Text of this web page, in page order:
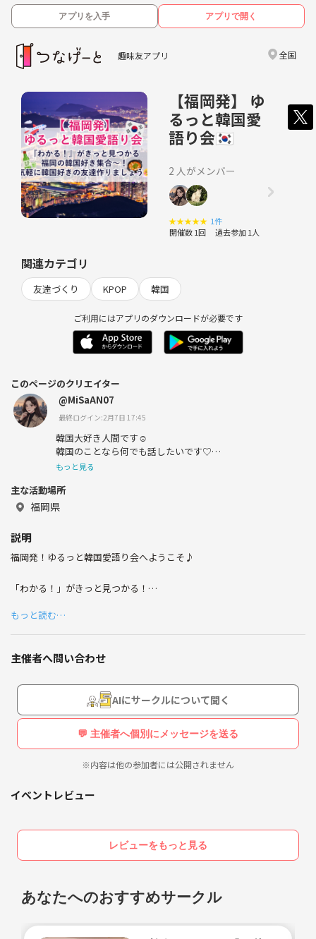
アプリを入手 アプリで開く
趣味友アプリ 全国
【福岡発】 ゆ
るっと韓国愛
語り会🇰🇷
2 人がメンバー
★★★★★ 1件
開催数 1回 過去参加 1人
関連カテゴリ
友達づくり KPOP 韓国
ご利用にはアプリのダウンロードが必要です
このページのクリエイター
@MiSaAN07
最終ログイン:2月7日 17:45
韓国大好き人間です☺︎
韓国のことなら何でも話したいです♡
pop、観光スポットetc...
よろしくお願いします♡
もっと見る
主な活動場所
福岡県
説明
福岡発！ゆるっと韓国愛語り会へようこそ♪
「わかる！」がきっと見つかる！
気軽に韓国好きの友達作りましょう☺︎
数あるサークルの中から、
当ページを見つけてくださりありがとうございます！
福岡を拠点に「ゆる～く、楽しく」韓国の話題で盛り上がる社会人の友
達作りサークルです😊
男女問わず、韓国好きならどなたでも大歓迎！
「社会人になってから、趣味を語れる友達が減った…」「周りにK-POP
①実用的な渡韓情報が手に入るかも(笑)
渡韓経験ある方もない方も、ぜひ行ってみたい場所や韓国に行ってやり
もっと読む…
主催者へ問い合わせ
AIにサークルについて聞く
💬 主催者へ個別にメッセージを送る
※内容は他の参加者には公開されません
イベントレビュー
レビューをもっと見る
あなたへのおすすめサークル